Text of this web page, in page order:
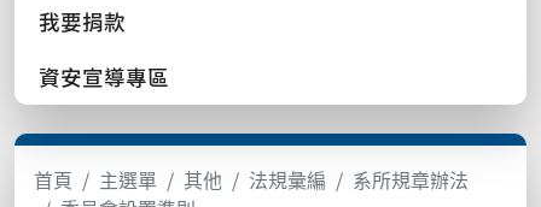
我要捐款
資安宣導專區
首頁 主選單 其他 法規彙編
系所規章辦法